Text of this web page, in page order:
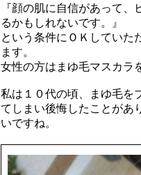
『顔の肌に自信があって
るかもしれないです。』
という条件にＯＫしていた
ます。
女性の方はまゆ毛マスカラ
私は１０代の頃、まゆ毛を
てしまい後悔したことがあ
いですね。